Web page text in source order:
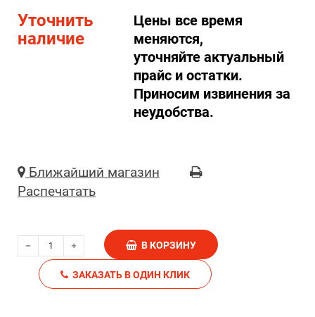
Уточнить
наличие
Цены все время
меняются,
уточняйте актуальный
прайс и остатки.
Приносим извинения за
неудобства.
Ближайший магазин
Распечатать
В КОРЗИНУ
ЗАКАЗАТЬ В ОДИН КЛИК